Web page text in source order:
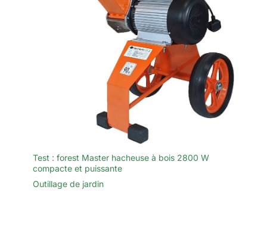
Test : forest Master hacheuse à bois 2800 W
compacte et puissante
Outillage de jardin